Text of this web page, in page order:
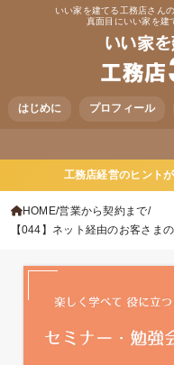
いい家を建てる工務店さん
真面目にいい家を建
はじめに プロフィール
工務店経営のヒン
HOME 営業から契約まで
【044】ネット経由のお客さま